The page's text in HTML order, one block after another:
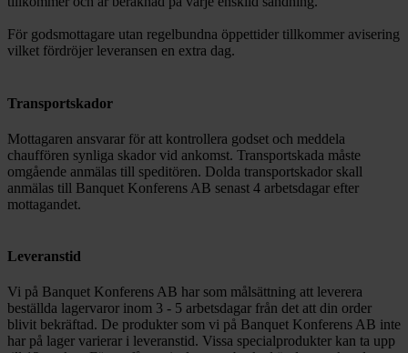
För godsmottagare utan regelbundna öppettider tillkommer avisering
vilket fördröjer leveransen en extra dag.
Transportskador
Mottagaren ansvarar för att kontrollera godset och meddela
chauffören synliga skador vid ankomst. Transportskada måste
omgående anmälas till speditören. Dolda transportskador skall
anmälas till Banquet Konferens AB senast 4 arbetsdagar efter
mottagandet.
Leveranstid
Vi på Banquet Konferens AB har som målsättning att leverera
beställda lagervaror inom 3 - 5 arbetsdagar från det att din order
blivit bekräftad. De produkter som vi på Banquet Konferens AB inte
har på lager varierar i leveranstid. Vissa specialprodukter kan ta upp